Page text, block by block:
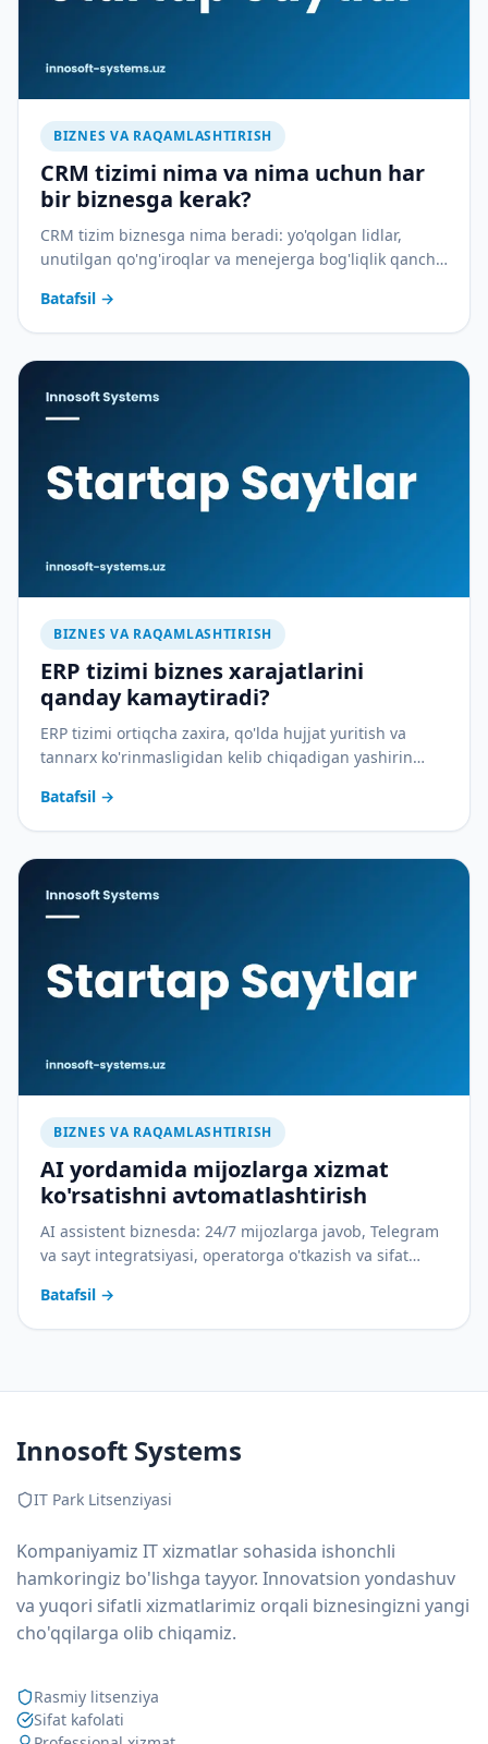
BIZNES VA RAQAMLASHTIRISH
CRM tizimi nima va nima uchun har
bir biznesga kerak?
CRM tizim biznesga nima beradi: yo'qolgan lidlar,
unutilgan qo'ng'iroqlar va menejerga bog'liqlik qancha
Batafsil →
BIZNES VA RAQAMLASHTIRISH
ERP tizimi biznes xarajatlarini
qanday kamaytiradi?
ERP tizimi ortiqcha zaxira, qo'lda hujjat yuritish va
tannarx ko'rinmasligidan kelib chiqadigan yashirin
Batafsil →
BIZNES VA RAQAMLASHTIRISH
AI yordamida mijozlarga xizmat
ko'rsatishni avtomatlashtirish
AI assistent biznesda: 24/7 mijozlarga javob, Telegram
va sayt integratsiyasi, operatorga o'tkazish va sifat
Batafsil →
Innosoft Systems
IT Park Litsenziyasi
Kompaniyamiz IT xizmatlar sohasida ishonchli
hamkoringiz bo'lishga tayyor. Innovatsion yondashuv
va yuqori sifatli xizmatlarimiz orqali biznesingizni yangi
cho'qqilarga olib chiqamiz.
Rasmiy litsenziya
Sifat kafolati